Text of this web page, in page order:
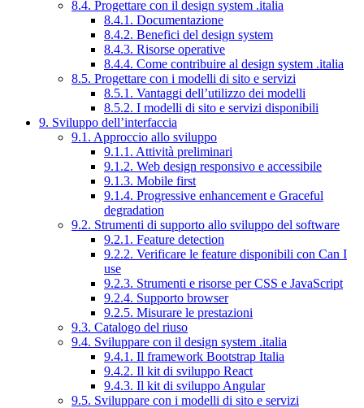
8.4. Progettare con il design system .italia
8.4.1. Documentazione
8.4.2. Benefici del design system
8.4.3. Risorse operative
8.4.4. Come contribuire al design system .italia
8.5. Progettare con i modelli di sito e servizi
8.5.1. Vantaggi dell’utilizzo dei modelli
8.5.2. I modelli di sito e servizi disponibili
9. Sviluppo dell’interfaccia
9.1. Approccio allo sviluppo
9.1.1. Attività preliminari
9.1.2. Web design responsivo e accessibile
9.1.3. Mobile first
9.1.4. Progressive enhancement e Graceful
degradation
9.2. Strumenti di supporto allo sviluppo del software
9.2.1. Feature detection
9.2.2. Verificare le feature disponibili con Can I
use
9.2.3. Strumenti e risorse per CSS e JavaScript
9.2.4. Supporto browser
9.2.5. Misurare le prestazioni
9.3. Catalogo del riuso
9.4. Sviluppare con il design system .italia
9.4.1. Il framework Bootstrap Italia
9.4.2. Il kit di sviluppo React
9.4.3. Il kit di sviluppo Angular
9.5. Sviluppare con i modelli di sito e servizi